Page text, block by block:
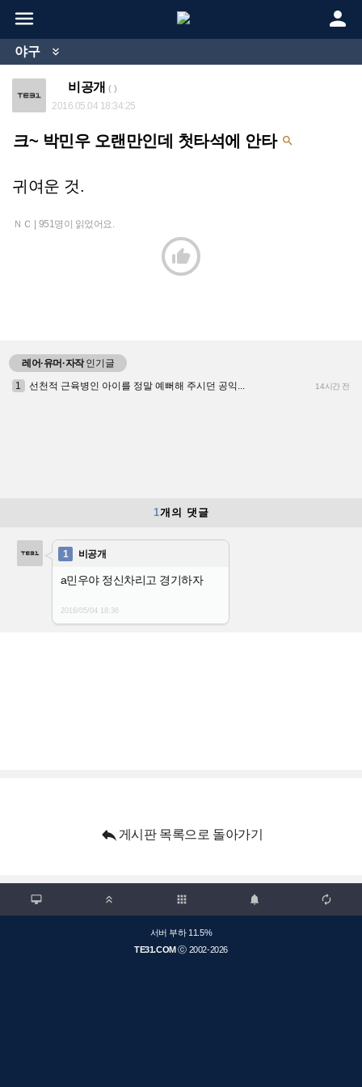
 
야구 
비공개 ( )
2016.05.04 18:34:25
크~ 박민우 오랜만인데 첫타석에 안타 
귀여운 것.
ＮＣ | 951명이 읽었어요.

레어·유머·자작인기글
1
선천적 근육병인 아이를 정말 예뻐해 주시던 공익... 14시간 전
1개의 댓글
1 비공개
a민우야 정신차리고 경기하자
2016/05/04 18:36
 게시판 목록으로 돌아가기
  apps  
서버 부하 11.5%
TE31.COMⓒ 2002-2026